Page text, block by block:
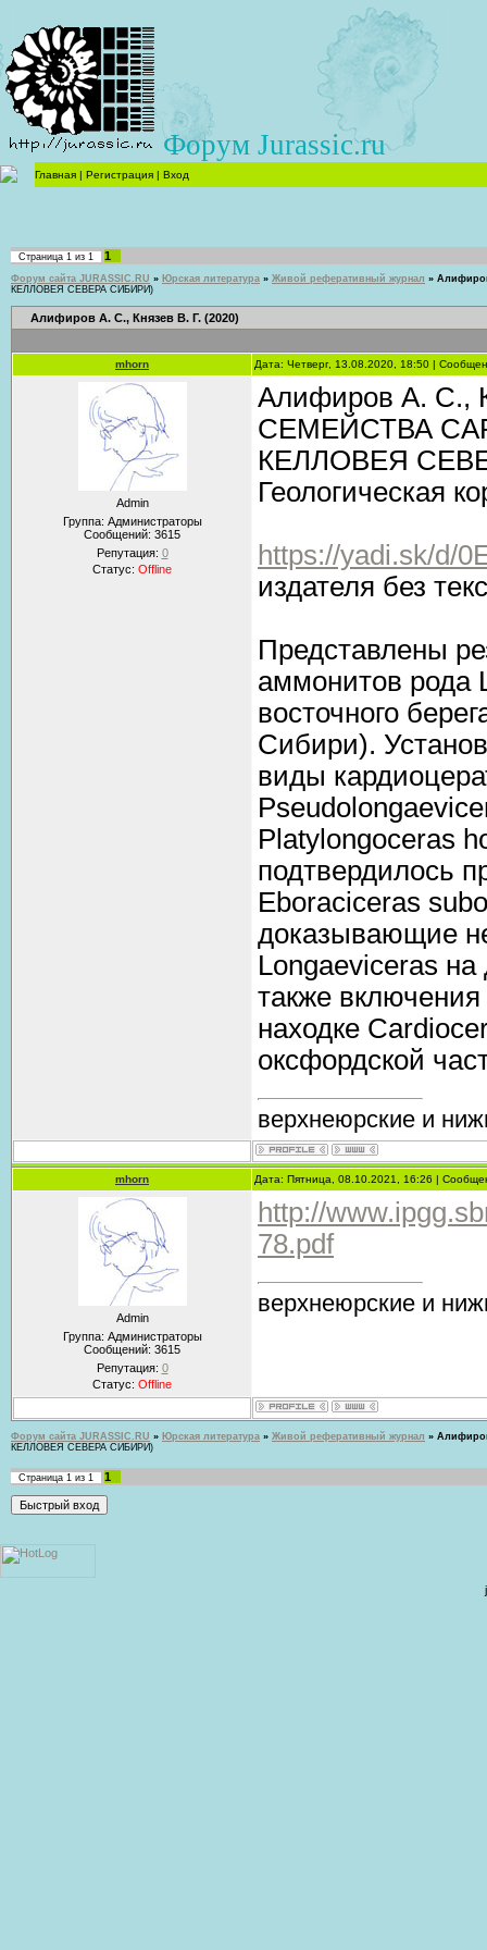
Форум Jurassic.ru
Главная | Регистрация | Вход
Страница 1 из 1 1
Форум сайта JURASSIC.RU » Юрская литература » Живой реферативный журнал »
КЕЛЛОВЕЯ СЕВЕРА СИБИРИ)
Алифиров А. С., Князев В. Г. (2020)
mhorn Дата: Четверг, 13.08.2020, 18:50 |
Admin
Группа: Администраторы
Сообщений: 3615
Репутация: 0
Статус: Offline
Алифиров А. С.,
СЕМЕЙСТВА
КЕЛЛОВЕЯ
Геологическая
https://yadi.sk/d/
издателя без
Представлены
аммонитов рода
восточного
Сибири).
виды
Platylongoceras
подтвердилось
Eboraciceras
доказывающие
Longaeviceras
также
находке
оксфордской
верхнеюрские и
mhorn Дата: Пятница, 08.10.2021, 16:26 |
Admin
Группа: Администраторы
Сообщений: 3615
Репутация: 0
Статус: Offline
http://
78.pdf
верхнеюрские и
Форум сайта JURASSIC.RU » Юрская литература » Живой реферативный журнал »
КЕЛЛОВЕЯ СЕВЕРА СИБИРИ)
Страница 1 из 1 1